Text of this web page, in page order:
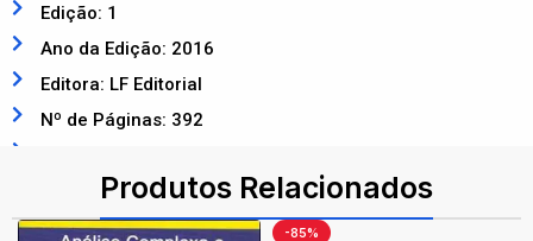
Edição: 1
Ano da Edição: 2016
Editora: LF Editorial
Nº de Páginas: 392
Produtos Relacionados
-85%